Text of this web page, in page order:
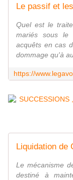
Quel est le
mariés sous le
acquêts en cas
dommage qu'à
Le mécanisme
destiné à